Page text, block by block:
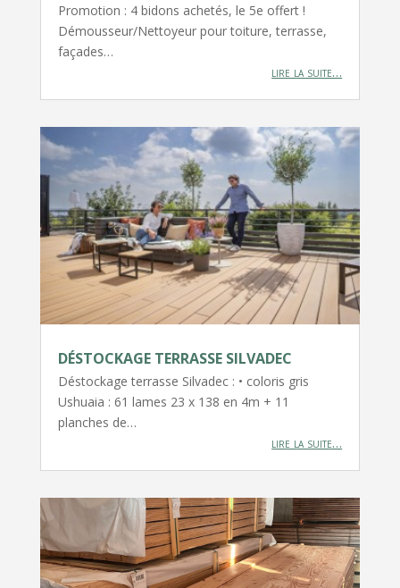
Promotion : 4 bidons achetés, le 5e offert !
Démousseur/Nettoyeur pour toiture, terrasse,
façades…
lire la suite…
DÉSTOCKAGE TERRASSE SILVADEC
Déstockage terrasse Silvadec : • coloris gris
Ushuaia : 61 lames 23 x 138 en 4m + 11
planches de…
lire la suite…